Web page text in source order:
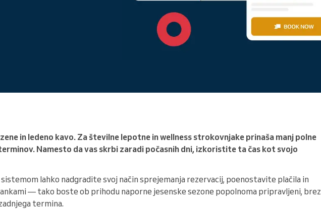
in ledeno kavo. Za številne lepotne in wellness strokovnjake prinaša manj polne
Namesto da vas skrbi zaradi počasnih dni, izkoristite ta čas kot svojo
lahko nadgradite svoj način sprejemanja rezervacij, poenostavite plačila in
— tako boste ob prihodu naporne jesenske sezone popolnoma pripravljeni, brez
termina.